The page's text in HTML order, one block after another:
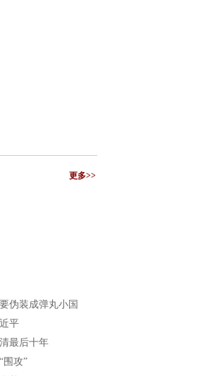
更多>>
伪装成弹丸小国
平
最后十年
围攻”